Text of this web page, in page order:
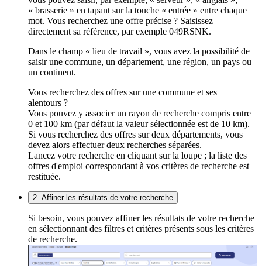
« brasserie » en tapant sur la touche « entrée » entre chaque
mot. Vous recherchez une offre précise ? Saisissez
directement sa référence, par exemple 049RSNK.
Dans le champ « lieu de travail », vous avez la possibilité de
saisir une commune, un département, une région, un pays ou
un continent.
Vous recherchez des offres sur une commune et ses
alentours ?
Vous pouvez y associer un rayon de recherche compris entre
0 et 100 km (par défaut la valeur sélectionnée est de 10 km).
Si vous recherchez des offres sur deux départements, vous
devez alors effectuer deux recherches séparées.
Lancez votre recherche en cliquant sur la loupe ; la liste des
offres d'emploi correspondant à vos critères de recherche est
restituée.
2. Affiner les résultats de votre recherche
Si besoin, vous pouvez affiner les résultats de votre recherche
en sélectionnant des filtres et critères présents sous les critères
de recherche.